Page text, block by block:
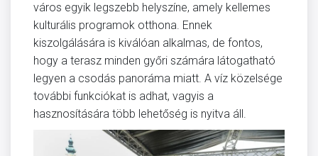
város egyik legszebb helyszíne, amely kellemes
kulturális programok otthona. Ennek
kiszolgálására is kiválóan alkalmas, de fontos,
hogy a terasz minden győri számára látogatható
legyen a csodás panoráma miatt. A víz közelsége
további funkciókat is adhat, vagyis a
hasznosítására több lehetőség is nyitva áll.